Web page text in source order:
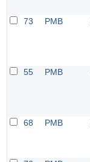
73 PMB
55 PMB
68 PMB